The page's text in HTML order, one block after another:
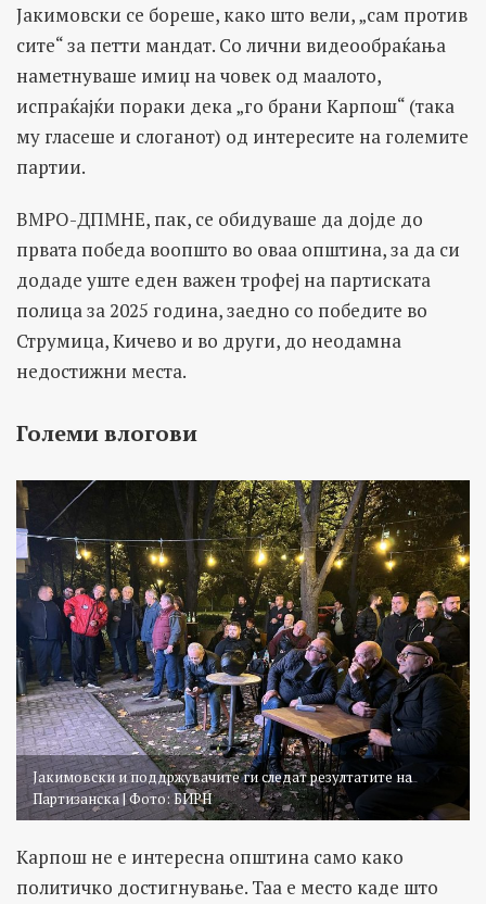
Јакимовски се бореше, како што вели, „сам против
сите“ за петти мандат. Со лични видеообраќања
наметнуваше имиџ на човек од маалото,
испраќајќи пораки дека „го брани Карпош“ (така
му гласеше и слоганот) од интересите на големите
партии.
ВМРО-ДПМНЕ, пак, се обидуваше да дојде до
првата победа воопшто во оваа општина, за да си
додаде уште еден важен трофеј на партиската
полица за 2025 година, заедно со победите во
Струмица, Кичево и во други, до неодамна
недостижни места.
Големи влогови
Јакимовски и поддржувачите ги следат резултатите на
Партизанска | Фото: БИРН
Карпош не е интересна општина само како
политичко достигнување. Таа е место каде што